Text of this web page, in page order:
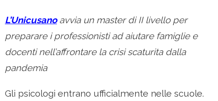
L’Unicusanoavvia un master di II livello per
preparare i professionisti ad aiutare famiglie e
docenti nell’affrontare la crisi scaturita dalla
pandemia
Gli psicologi entrano ufficialmente nelle scuole.